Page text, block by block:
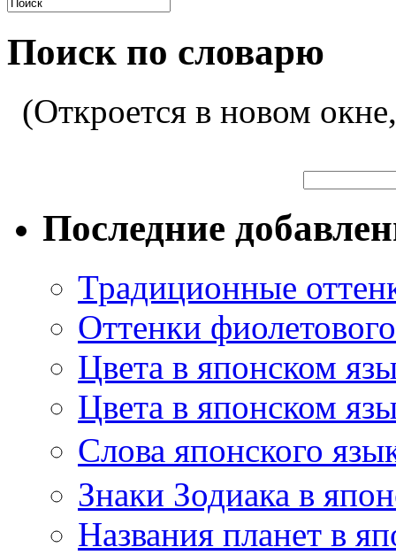
Поиск по словарю
(Откроется в новом
Последние
Традиционные
Оттенки
Цвета в японском
Цвета в японском
Слова японского
Знаки Зодиака в
Названия планет в